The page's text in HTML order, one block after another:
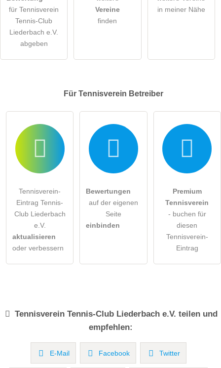
für Tennisverein
Tennis-Club
Liederbach e.V.
abgeben
Vereine
finden
in meiner Nähe
Für Tennisverein Betreiber
Tennisverein-
Eintrag Tennis-
Club Liederbach
e.V.
aktualisieren
oder verbessern
Bewertungen
auf der eigenen
Seite
einbinden
Premium
Tennisverein
- buchen für
diesen
Tennisverein-
Eintrag
TennisvereinTennis-Club Liederbach e.V. teilen und
empfehlen:
E-Mail Facebook Twitter